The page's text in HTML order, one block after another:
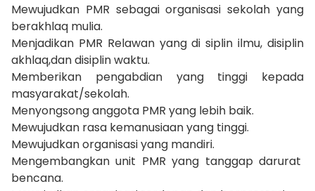
Mewujudkan PMR sebagai organisasi sekolah yang
berakhlaq mulia.
Menjadikan PMR Relawan yang di siplin ilmu, disiplin
akhlaq,dan disiplin waktu.
Memberikan pengabdian yang tinggi kepada
masyarakat/sekolah.
Menyongsong anggota PMR yang lebih baik.
Mewujudkan rasa kemanusiaan yang tinggi.
Mewujudkan organisasi yang mandiri.
Mengembangkan unit PMR yang tanggap darurat
bencana.